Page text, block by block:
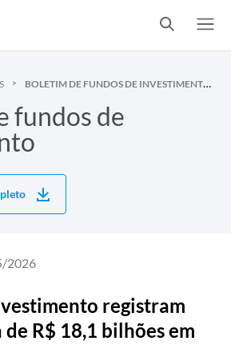
BOLETIM DE FUNDOS DE INVESTIMENTO
fundos de
2026
registram
R$ 18,1 bilhões em